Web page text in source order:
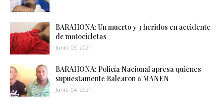
BARAHONA: Un muerto y 3 heridos en accidente
de motocicletas
Junio 06, 2021
BARAHONA: Policía Nacional apresa quienes
supuestamente Balearon a MANEN
Junio 04, 2021